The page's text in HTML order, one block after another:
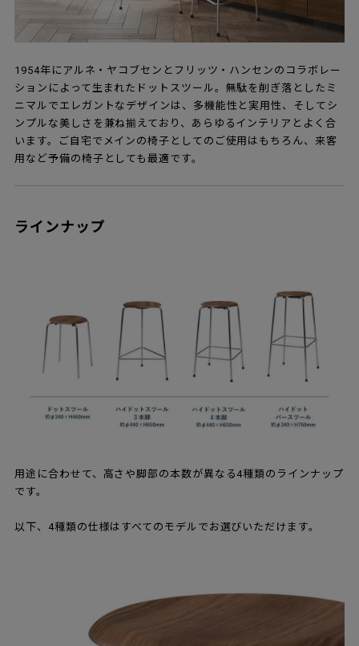
1954年にアルネ・ヤコブセンとフリッツ・ハンセンのコラボレー
ションによって生まれたドットスツール。無駄を削ぎ落としたミ
ニマルでエレガントなデザインは、多機能性と実用性、そしてシ
ンプルな美しさを兼ね揃えており、あらゆるインテリアとよく合
います。ご自宅でメインの椅子としてのご使用はもちろん、来客
用など予備の椅子としても最適です。
ラインナップ
用途に合わせて、高さや脚部の本数が異なる4種類のラインナップ
です。
以下、4種類の仕様はすべてのモデルでお選びいただけます。